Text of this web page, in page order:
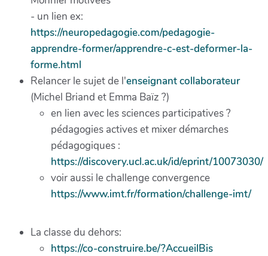
- un lien ex:
https://neuropedagogie.com/pedagogie-
apprendre-former/apprendre-c-est-deformer-la-
forme.html
Relancer le sujet de l'enseignant collaborateur
(Michel Briand et Emma Baïz ?)
en lien avec les sciences participatives ?
pédagogies actives et mixer démarches
pédagogiques :
https://discovery.ucl.ac.uk/id/eprint/10073030/
voir aussi le challenge convergence
https://www.imt.fr/formation/challenge-imt/
La classe du dehors:
https://co-construire.be/?AccueilBis